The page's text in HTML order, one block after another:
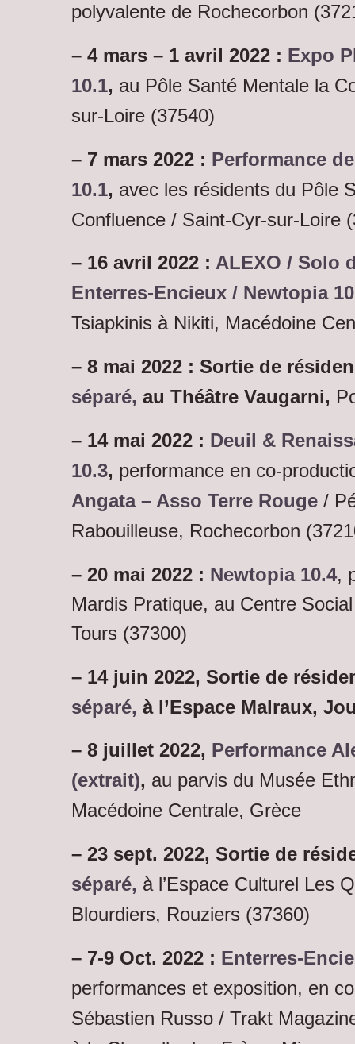
polyvalente de Rochecorbon
– 4 mars – 1 avril 2022 : Expo
10.1, au Pôle Santé Mentale la
sur-Loire (37540)
– 7 mars 2022 : Performance
10.1, avec les résidents du Pôle
Confluence / Saint-Cyr-sur-Loire
– 16 avril 2022 : ALEXO / Solo
Enterres-Encieux / Newtopia
Tsiapkinis à Nikiti, Macédoine
– 8 mai 2022 : Sortie de
séparé, au Théâtre Vaugarni,
– 14 mai 2022 : Deuil &
10.3, performance en co-
Angata – Asso Terre Rouge /
Rabouilleuse, Rochecorbon
– 20 mai 2022 : Newtopia 10.4,
Mardis Pratique, au Centre
Tours (37300)
– 14 juin 2022, Sortie de
séparé, à l’Espace Malraux,
– 8 juillet 2022, Performance
(extrait), au parvis du Musée
Macédoine Centrale, Grèce
– 23 sept. 2022, Sortie de
séparé, à l’Espace Culturel Les
Blourdiers, Rouziers (37360)
– 7-9 Oct. 2022 : Enterres-
performances et exposition, en
Sébastien Russo / Trakt